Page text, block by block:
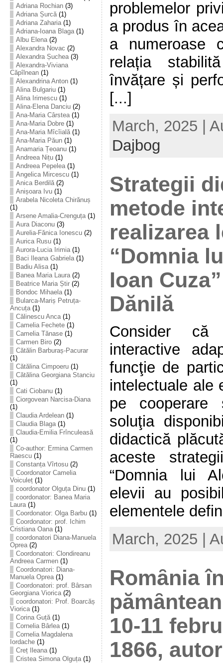
Adriana Rochian(3)
Adriana Șurcă(1)
Adriana Zaharia(1)
Adriana-Ioana Blaga(1)
Albu Elena(2)
Alexandra Novac (2)
Alexandra Șuchea(3)
Alexandra-Viviana
Căpîlnean(1)
Alexandrina Anton(1)
Alina Bulgariu(1)
Alina Irimescu(1)
Alina-Elena Danciu(2)
Ana-Maria Cârstea(1)
Ana-Maria Dobre(1)
Ana-Maria Mîcîială(1)
Ana-Maria Păun(1)
Anamaria Țeoanu(1)
Andreea Nițu(1)
Andreea Pepelea(1)
Angelica Mircescu(1)
Anica Berdilă(2)
Anișoara Ivu(1)
Arabela Nicoleta Chirănuș
(1)
Arsene Amalia-Crenguța(1)
Aura Diaconu(3)
Aurelia-Fănica Ionescu(2)
Aurica Rusu(1)
Aurora-Lucia Irimia(1)
Baci Ileana Gabriela(1)
Badiu Alisa(1)
Banea Maria Laura(2)
Beatrice Maria Știr(2)
Bondoc Mihaela(1)
Bularca-Mariș Petruța-
Ancuța(1)
Călinescu Anca(1)
Camelia Fechete(1)
Camelia Tănase(1)
Carmen Biro(2)
Cătălin Barburaș-Pacurar
(1)
Cătălina Cimpoeru(1)
Cătălina Georgiana Stanciu
(1)
Cati Ciobanu(1)
Ciorgovean Narcisa-Diana
(1)
Claudia Ardelean(1)
Claudia Blaga(1)
Claudia-Emilia Frînculeasă
(1)
Co-author: Ermina Carmen
Raescu(1)
Constanța Vîrtosu(2)
Coordonator Camelia
Voiculeț(1)
coordonator Olguța Dinu(1)
coordonator: Banea Maria
Laura(1)
Coordonator: Olga Barbu(1)
Coordonator: prof. Ichim
Cristiana Oana(1)
coordonatori Diana-Manuela
Oprea(2)
Coordonatori: Clondireanu
Andreea Carmen(1)
Coordonatori: Diana-
Manuela Oprea(1)
Coordonatori: prof. Bârsan
Georgiana Viorica(2)
coordonatori: Prof. Boarcăș
Viorica(1)
Corina Guță(1)
Cornelia Bârlea(1)
Cornelia Magdalena
Iordache(1)
Creț Ileana(1)
Cristea Simona Olguța(1)
problemelor
a produs în
a numeroase
relația
învățare și
[...]
March, 2025 |
Dajbog
Strategii
metode
realizarea
“Domnia
Ioan
Dănilă
Consider că
interactive
funcţie de
intelectuale ale
pe cooperare
soluţia
didactică
aceste
“Domnia lui
elevii au
elementele
March, 2025 |
Romȃnia
10-11
1866,